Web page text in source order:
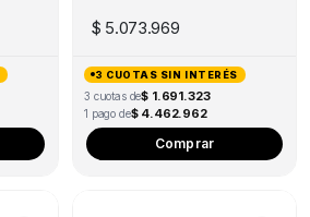
$ 5.073.969
3 CUOTAS SIN INTERÉS
3 cuotas de$ 1.691.323
1 pago de$ 4.462.962
Comprar